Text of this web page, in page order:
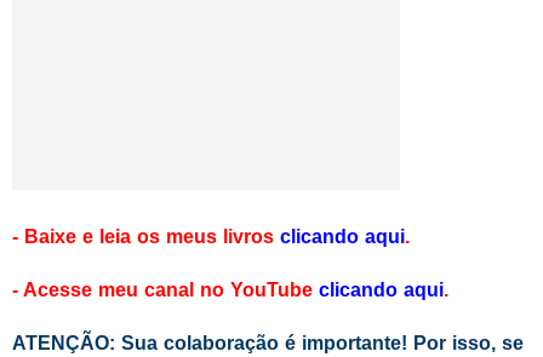
- Baixe e leia os meus livros clicando aqui.
- Acesse meu canal no YouTube clicando aqui.
ATENÇÃO: Sua colaboração é importante! Por isso, se